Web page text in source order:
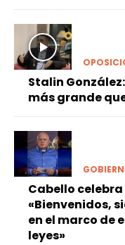
Stalin
más grande
Cabello
«Bienvenidos,
en el marco de
leyes»